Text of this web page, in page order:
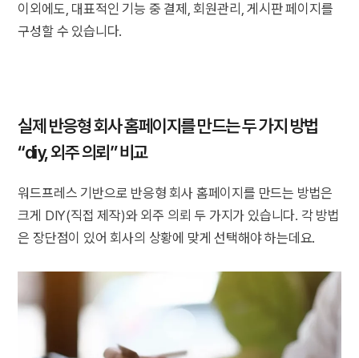
이외에도, 대표적인 기능 중 결제, 회원관리, 게시판 페이지를
구성할 수 있습니다.
실제 반응형 회사 홈페이지를 만드는 두 가지 방법
“diy, 외주 의뢰” 비교
워드프레스 기반으로 반응형 회사 홈페이지를 만드는 방법은
크게 DIY(직접 제작)와 외주 의뢰 두 가지가 있습니다. 각 방법
은 장단점이 있어 회사의 상황에 맞게 선택해야 하는데요.